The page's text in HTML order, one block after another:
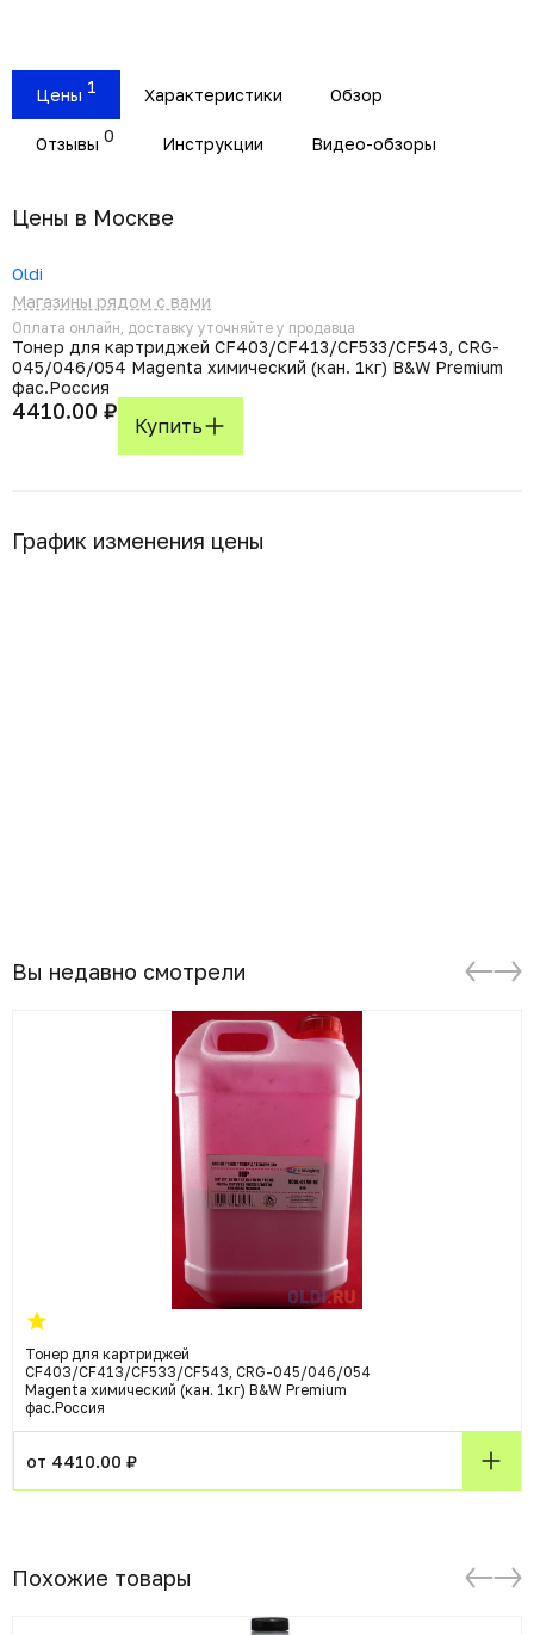
Цены 1 Характеристики Обзор
Отзывы 0 Инструкции Видео-обзоры
Цены в Москвe
Oldi
Магазины рядом с вами
Оплата онлайн, доставку уточняйте у продавца
Тонер для картриджей CF403/CF413/CF533/CF543, CRG-
045/046/054 Magenta химический (кан. 1кг) B&W Premium
фас.Россия
4410.00 ₽
Купить
График изменения цены
Вы недавно смотрели
Тонер для картриджей
CF403/CF413/CF533/CF543, CRG-045/046/054
Magenta химический (кан. 1кг) B&W Premium
фас.Россия
от 4410.00 ₽
Похожие товары